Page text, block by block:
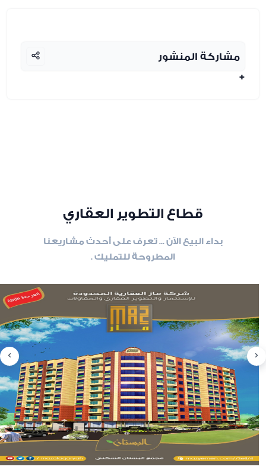
مشاركة المنشور
+
قطاع التطوير العقاري
بداء البيع الآن ... تعرف على أحدث مشاريعنا
المطروحة للتمليك .
slide8of 6